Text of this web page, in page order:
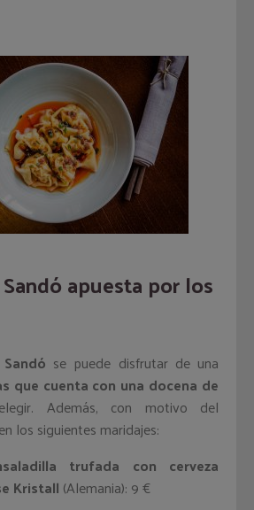
apuesta por los
se puede disfrutar de una
que cuenta con una docena de
Además, con motivo del
los siguientes maridajes:
trufada con cerveza
Kristall (Alemania): 9 €